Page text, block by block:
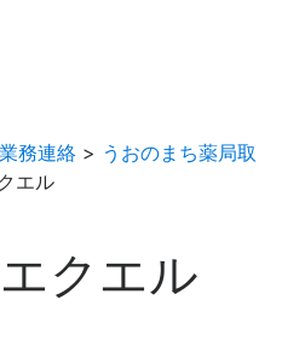
務連絡 > うおのまち薬局取
エル
クエル